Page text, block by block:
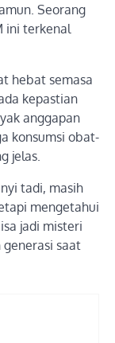
Seorang
ini terkenal
hebat semasa
kepastian
anggapan
konsumsi obat-
jelas.
tadi, masih
mengetahui
jadi misteri
saat